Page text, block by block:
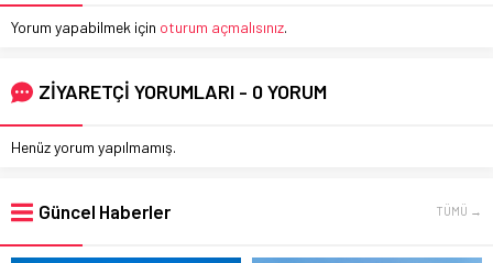
Yorum yapabilmek için oturum açmalısınız.
ZİYARETÇİ YORUMLARI - 0 YORUM
Henüz yorum yapılmamış.
Güncel Haberler TÜMÜ →